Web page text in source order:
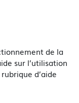
de la
sur l’utilisation
d’aide